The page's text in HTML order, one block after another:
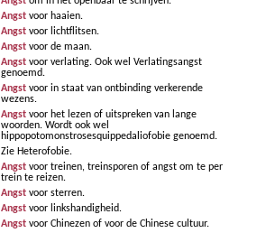
Angst voor haaien.
Angst voor lichtflitsen.
Angst voor de maan.
Angst voor verlating. Ook wel Verlatingsangst
genoemd.
Angst voor in staat van ontbinding verkerende
wezens.
Angst voor het lezen of uitspreken van lange
woorden. Wordt ook wel
hippopotomonstrosesquippedaliofobie genoemd.
Zie Heterofobie.
Angst voor treinen, treinsporen of angst om te per
trein te reizen.
Angst voor sterren.
Angst voor linkshandigheid.
Angst voor Chinezen of voor de Chinese cultuur.